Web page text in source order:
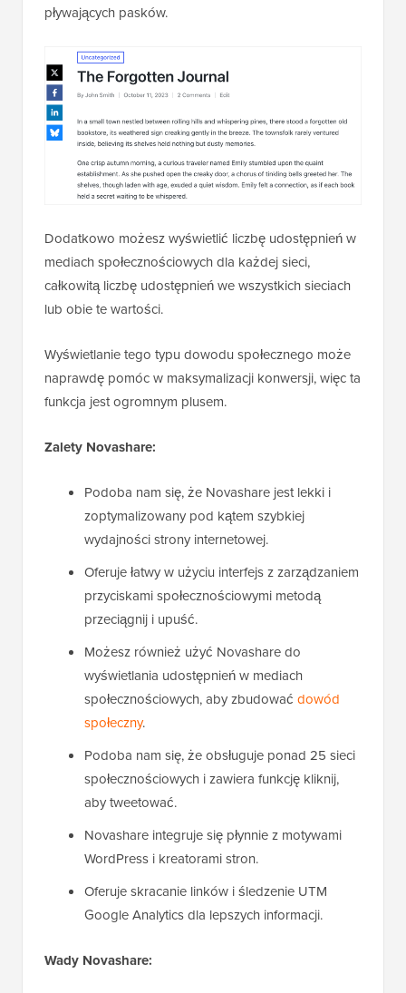
pływających pasków.
Dodatkowo możesz wyświetlić liczbę udostępnień w
mediach społecznościowych dla każdej sieci,
całkowitą liczbę udostępnień we wszystkich sieciach
lub obie te wartości.
Wyświetlanie tego typu dowodu społecznego może
naprawdę pomóc w maksymalizacji konwersji, więc ta
funkcja jest ogromnym plusem.
Zalety Novashare:
Podoba nam się, że Novashare jest lekki i
zoptymalizowany pod kątem szybkiej
wydajności strony internetowej.
Oferuje łatwy w użyciu interfejs z zarządzaniem
przyciskami społecznościowymi metodą
przeciągnij i upuść.
Możesz również użyć Novashare do
wyświetlania udostępnień w mediach
społecznościowych, aby zbudować dowód
społeczny.
Podoba nam się, że obsługuje ponad 25 sieci
społecznościowych i zawiera funkcję kliknij,
aby tweetować.
Novashare integruje się płynnie z motywami
WordPress i kreatorami stron.
Oferuje skracanie linków i śledzenie UTM
Google Analytics dla lepszych informacji.
Wady Novashare: